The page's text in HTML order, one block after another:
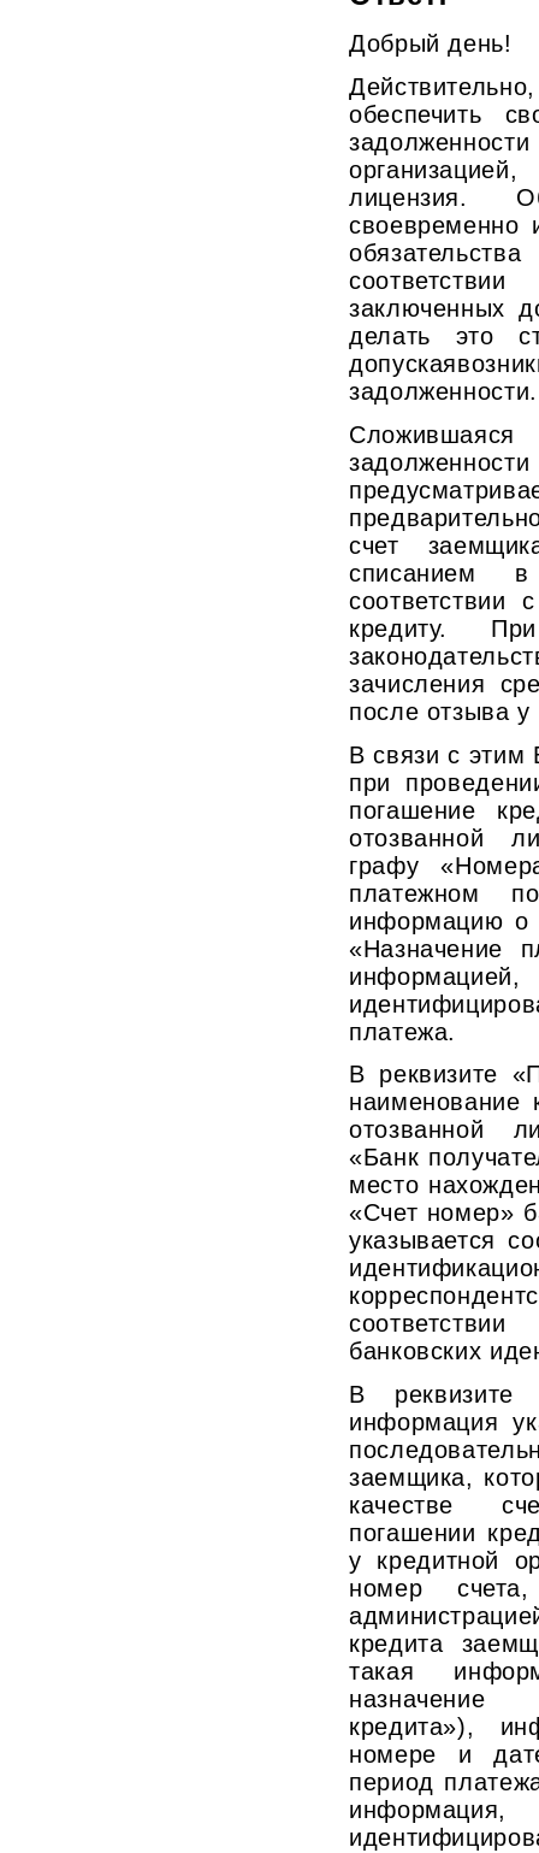
Добрый день!
обеспечить
лицензия.
своевременно
заключенных
делать это
задолженности.
счет
списанием
соответствии
кредиту.
зачисления
после отзыва
В связи с этим
при
погашение
отозванной
графу
платежном
информацию о
«Назначение
платежа.
В реквизите
наименование
отозванной
«Банк
место
«Счет номер»
указывается
банковских
В реквизите
информация
заемщика,
качестве
погашении
у кредитной
номер
кредита
такая
назначение
кредита»),
номере и
период